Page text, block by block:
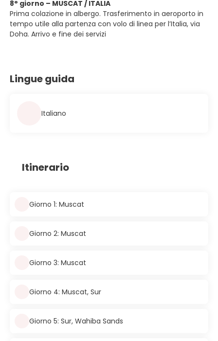
8° giorno – MUSCAT / ITALIA
Prima colazione in albergo. Trasferimento in aeroporto in
tempo utile alla partenza con volo di linea per l’Italia, via
Doha. Arrivo e fine dei servizi
Lingue guida
Italiano
Itinerario
Giorno 1: Muscat
Giorno 2: Muscat
Giorno 3: Muscat
Giorno 4: Muscat, Sur
Giorno 5: Sur, Wahiba Sands